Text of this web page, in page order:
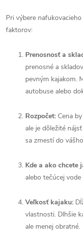
Pri výbere
faktorov:
Prenosnosť a
prenosné a
pevným kajakom.
autobuse alebo
Rozpočet: Cena
ale je dôležité
sa zmestí do
Kde a ako chcete
alebo tečúcej
Veľkosť kajaku:
vlastnosti. Dlhšie
ale menej obratné.